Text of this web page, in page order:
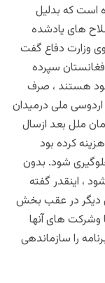
است که بدلیل
های یادشده
وزارت دفاع گفت
سپرده
هستند ، صرف
ملی درمیدان
ملل بعد ازسال
هزینه کرده بود
شود. بدون
، اینقدر گفته
دیگر در عقب بخش
وشرکت های آنها
را سازماندهی